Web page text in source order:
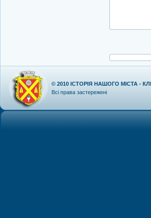
© 2010 ІСТОРІЯ НАШОГО МІСТА -
Всі права застережені